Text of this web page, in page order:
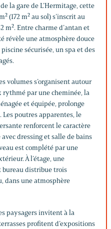
la gare de L’Hermitage, cette
(172 m² au sol) s’inscrit au
m². Entre charme d’antan et
révèle une atmosphère douce
sécurisée, un spa et des
volumes s’organisent autour
rythmé par une cheminée, la
et équipée, prolonge
poutres apparentes, le
renforcent le caractère
dressing et salle de bains
est complété par une
À l’étage, une
bureau distribue trois
dans une atmosphère
paysagers invitent à la
profitent d’expositions